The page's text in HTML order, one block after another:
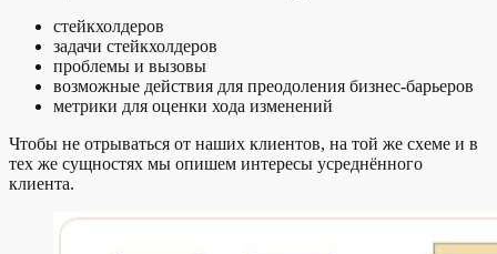
стейкхолдеров
задачи стейкхолдеров
проблемы и вызовы
возможные действия для преодоления бизнес-барьеров
метрики для оценки хода изменений
Чтобы не отрываться от наших клиентов, на той же схеме и в
тех же сущностях мы опишем интересы усреднённого
клиента.